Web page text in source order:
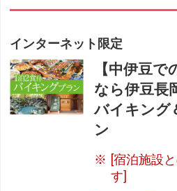
インターネット限定
【中伊豆
なら伊豆長
バイキング
ン
[宿泊施設
す]